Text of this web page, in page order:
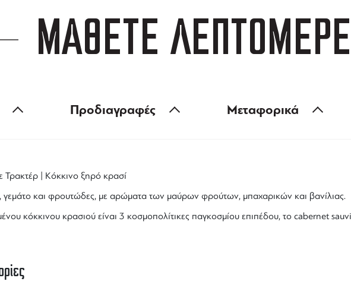
ΜΑΘΕΤΕ
Προδιαγραφές Μεταφορικά
Τρακτέρ | Κόκκινο ξηρό κρασί
και φρουτώδες, με αρώματα των μαύρων φρούτων, μπαχαρικών και βανίλιας.
κόκκινου κρασιού είναι 3 κοσμοπολίτικες παγκοσμίου επιπέδου, το cabernet